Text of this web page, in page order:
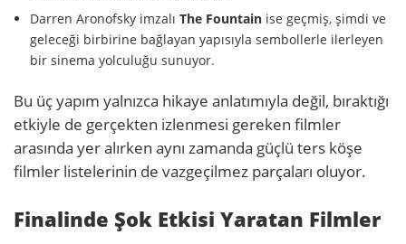
Darren Aronofsky imzalıThe Fountain ise geçmiş, şimdi ve
geleceği birbirine bağlayan yapısıyla sembollerle ilerleyen
bir sinema yolculuğu sunuyor.
Bu üç yapım yalnızca hikaye anlatımıyla değil, bıraktığı
etkiyle de gerçekten izlenmesi gereken filmler
arasında yer alırken aynı zamanda güçlü ters köşe
filmler listelerinin de vazgeçilmez parçaları oluyor.
Finalinde Şok Etkisi Yaratan Filmler